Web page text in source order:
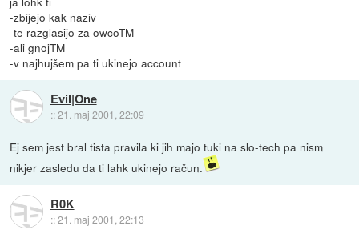
-zbijejo kak naziv
-te razglasijo za owcoTM
-ali gnojTM
-v najhujšem pa ti ukinejo account
Evil|One
::21. maj 2001, 22:09
Ej sem jest bral tista pravila ki jih majo tuki na slo-tech pa nism
nikjer zasledu da ti lahk ukinejo račun.
R0K
::21. maj 2001, 22:13